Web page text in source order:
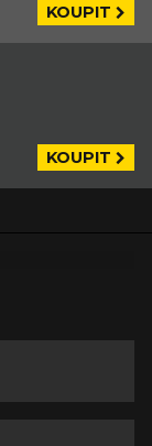
KOUPIT
KOUPIT